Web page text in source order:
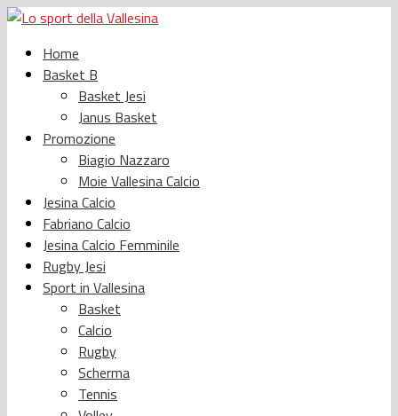
Home
Basket B
Basket Jesi
Janus Basket
Promozione
Biagio Nazzaro
Moie Vallesina Calcio
Jesina Calcio
Fabriano Calcio
Jesina Calcio Femminile
Rugby Jesi
Sport in Vallesina
Basket
Calcio
Rugby
Scherma
Tennis